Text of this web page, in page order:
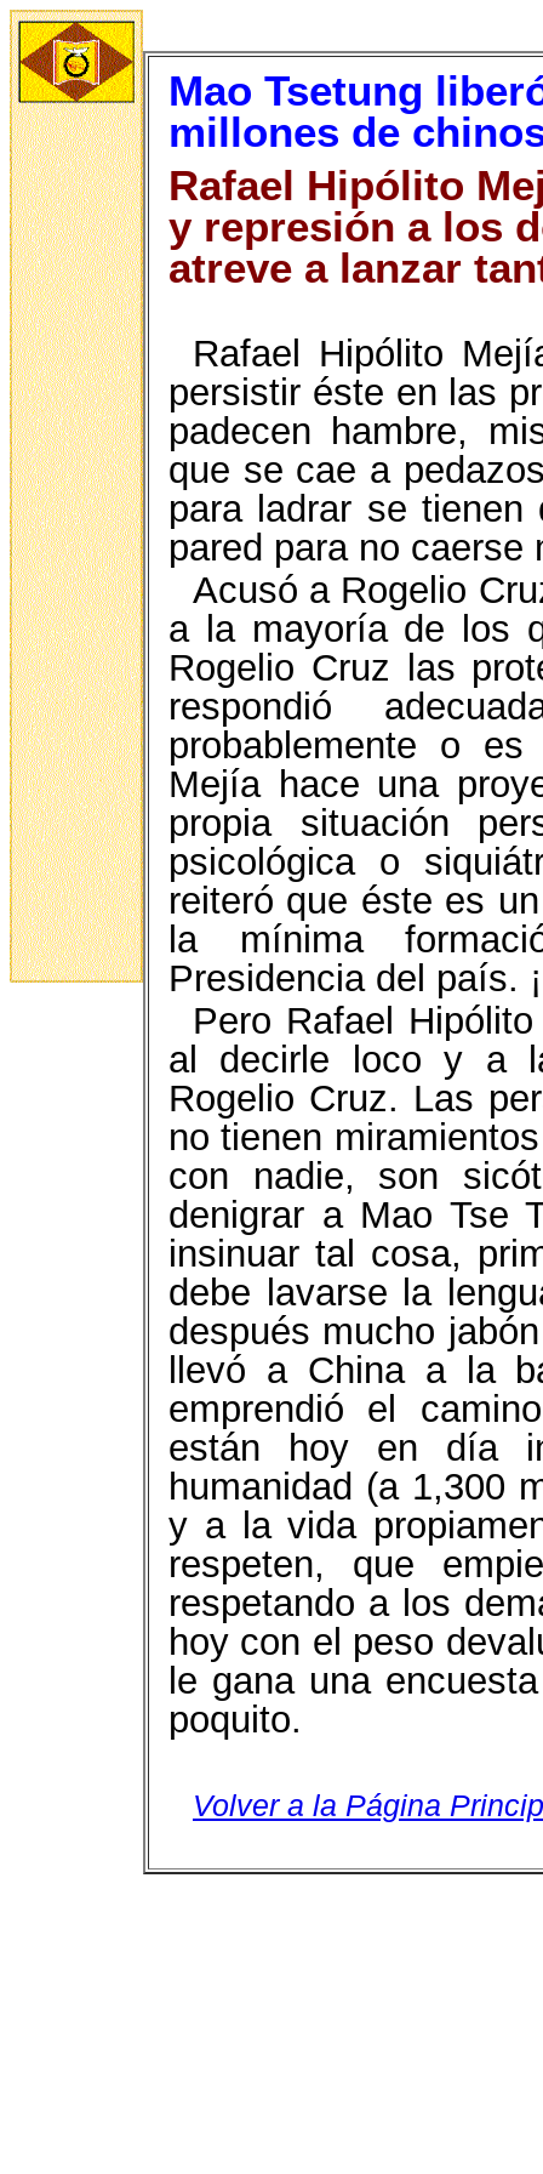
Mao Tsetung
millones de
Rafael Hipólito
y represión a los
atreve a lanzar
Rafael Hipólito
persistir éste en las
padecen hambre,
que se cae a
para ladrar se
pared para no caerse
Acusó a Rogelio
a la mayoría de los
Rogelio Cruz las
respondió
probablemente o
Mejía hace una
propia situación
psicológica o
reiteró que éste es
la mínima
Presidencia del país.
Pero Rafael
al decirle loco y a
Rogelio Cruz. Las
no tienen
con nadie, son
denigrar a Mao Tse
insinuar tal cosa,
debe lavarse la
después mucho
llevó a China a la
emprendió el
están hoy en día
humanidad (a 1,300
y a la vida
respeten, que
respetando a los
hoy con el peso
le gana una
poquito.
Volver a la Página